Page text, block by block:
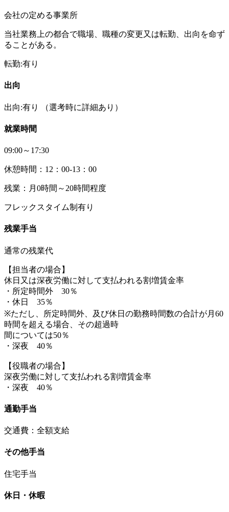
会社の定める事業所
当社業務上の都合で職場、職種の変更又は転勤、出向を命ず
ることがある。
転勤:有り
出向
出向:有り （選考時に詳細あり）
就業時間
09:00～17:30
休憩時間：12：00-13：00
残業：月0時間～20時間程度
フレックスタイム制有り
残業手当
通常の残業代
【担当者の場合】
休日又は深夜労働に対して支払われる割増賃金率
・所定時間外 30％
・休日 35％
※ただし、所定時間外、及び休日の勤務時間数の合計が月60
時間を超える場合、その超過時
間については50％
・深夜 40％
【役職者の場合】
深夜労働に対して支払われる割増賃金率
・深夜 40％
通勤手当
交通費：全額支給
その他手当
住宅手当
休日・休暇